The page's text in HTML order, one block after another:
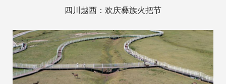
四川越西：欢庆彝族火把节